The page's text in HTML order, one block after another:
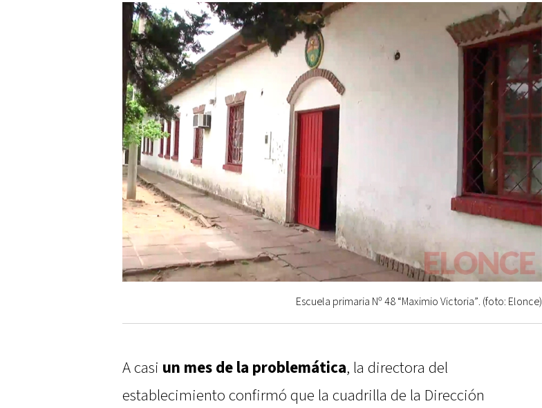
Escuela primaria Nº 48 “Maximio Victoria”. (foto: Elonce)
A casi un mes de la problemática, la directora del
establecimiento confirmó que la cuadrilla de la Dirección